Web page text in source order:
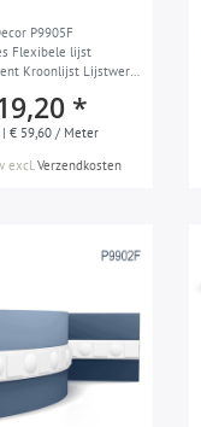
P9905F
Flexibele lijst
Kroonlijst Lijstwerk
*
| € 59,60 / Meter
excl. Verzendkosten